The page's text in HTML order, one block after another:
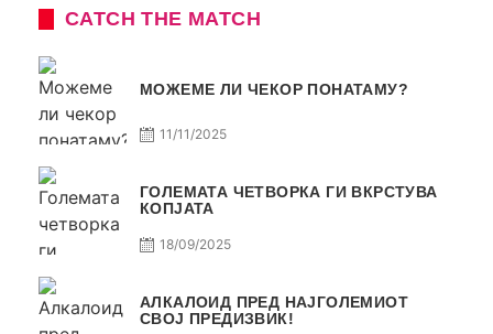
CATCH THE MATCH
МОЖЕМЕ ЛИ ЧЕКОР ПОНАТАМУ?
11/11/2025
ГОЛЕМАТА ЧЕТВОРКА ГИ ВКРСТУВА
КОПЈАТА
18/09/2025
АЛКАЛОИД ПРЕД НАЈГОЛЕМИОТ
СВОЈ ПРЕДИЗВИК!